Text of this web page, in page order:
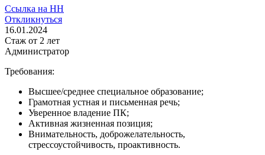
Ссылка на НН
Откликнуться
16.01.2024
Стаж от 2 лет
Администратор
Требования:
Высшее/среднее специальное образование;
Грамотная устная и письменная речь;
Уверенное владение ПК;
Активная жизненная позиция;
Внимательность, доброжелательность,
стрессоустойчивость, проактивность.